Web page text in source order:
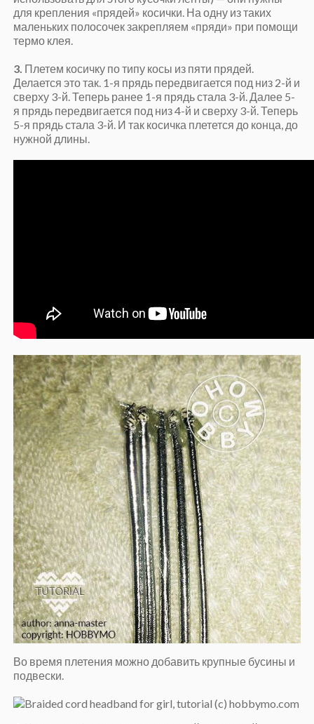
для крепления «прядей» косички. На одну из таких
маленьких полосочек закрепляем «пряди» при помощи
термо клея.
3. Плетем косичку по типу косы из пяти прядей.
Делается это так. 1-я прядь передвигается под низ 2-й и
сверху 3-й. Теперь ранее 1-я прядь стала 3-й. Далее 5-
я прядь передвигается под низ 4-й и сверху 3-й. Теперь
5-я прядь стала 3-й. И так косичка плетется до конца, до
нужной длины.
Во время плетения можно добавить крупные бусины и
подвески.